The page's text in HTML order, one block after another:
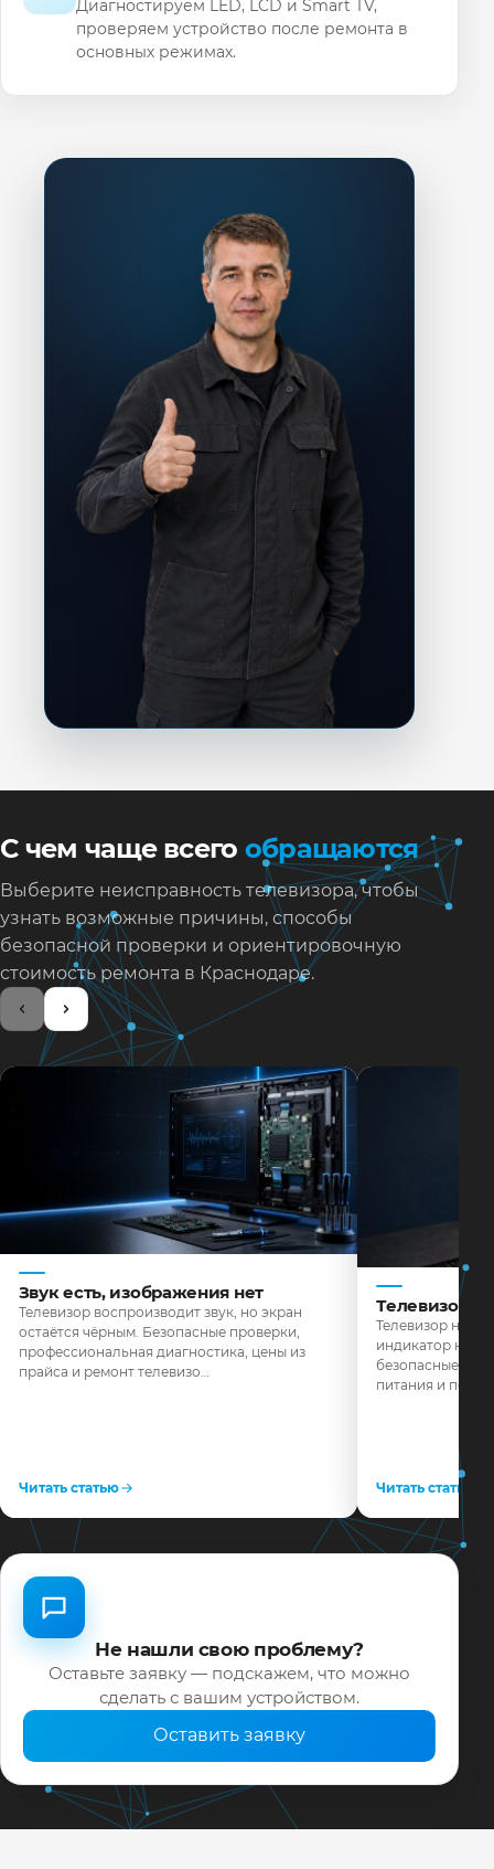
Диагностируем LED, LCD и Smart TV,
проверяем устройство после ремонта в
основных режимах.
С чем чаще всего обращаются
Выберите неисправность телевизора, чтобы
узнать возможные причины, способы
безопасной проверки и ориентировочную
стоимость ремонта в Краснодаре.
Звук есть, изображения нет
Телевизор воспроизводит звук, но экран
остаётся чёрным. Безопасные проверки,
профессиональная диагностика, цены из
прайса и ремонт телевизо…
Читать статью
Телевизор
Телевизор не
индикатор не
безопасные
питания и
Читать статью
Не нашли свою проблему?
Оставьте заявку — подскажем, что можно
сделать с вашим устройством.
Оставить заявку